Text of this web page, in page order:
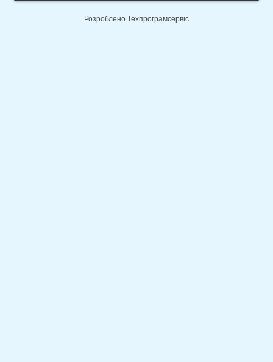
Розроблено Техпрограмсервіс